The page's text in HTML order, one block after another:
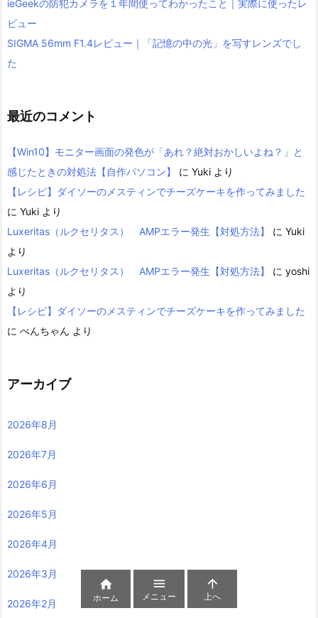
ieGeekの防犯カメラを１年間使ってわかったこと｜実際に使ったレ
ビュー
SIGMA 56mm F1.4レビュー｜「記憶の中の光」を写すレンズでし
た
最近のコメント
【Win10】モニター画面の発色が「あれ？絶対おかしいよね？」と
感じたときの対処法【自作パソコン】
に Yuki より
【レシピ】ダイソーのメスティンでチーズケーキを作ってみました
に Yuki より
Luxeritas（ルクセリタス） AMPエラー発生【対処方法】
に Yuki
より
Luxeritas（ルクセリタス） AMPエラー発生【対処方法】
に yoshi
より
【レシピ】ダイソーのメスティンでチーズケーキを作ってみました
に べんちゃん より
アーカイブ
2026年8月
2026年7月
2026年6月
2026年5月
2026年4月
2026年3月
2026年2月

ホーム

メニュー

上へ